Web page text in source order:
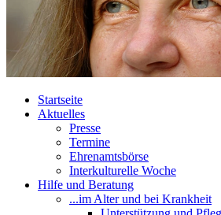
Startseite
Aktuelles
Presse
Termine
Ehrenamtsbörse
Interkulturelle Woche
Hilfe und Beratung
...im Alter und bei Krankheit